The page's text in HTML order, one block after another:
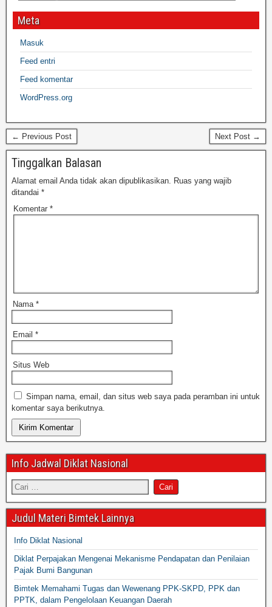
Meta
Masuk
Feed entri
Feed komentar
WordPress.org
← Previous Post Next Post →
Tinggalkan Balasan
Alamat email Anda tidak akan dipublikasikan. Ruas yang wajib
ditandai *
Komentar *
Nama *
Email *
Situs Web
Simpan nama, email, dan situs web saya pada peramban ini untuk
komentar saya berikutnya.
Info Jadwal Diklat Nasional
Judul Materi Bimtek Lainnya
Info Diklat Nasional
Diklat Perpajakan Mengenai Mekanisme Pendapatan dan Penilaian
Pajak Bumi Bangunan
Bimtek Memahami Tugas dan Wewenang PPK-SKPD, PPK dan
PPTK, dalam Pengelolaan Keuangan Daerah